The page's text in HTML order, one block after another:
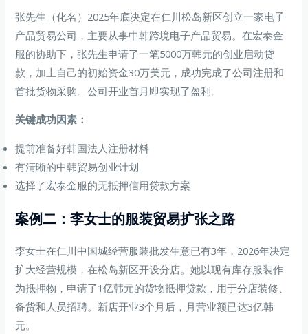
张先生（化名）2025年底决定在仁川松岛新区创立一家电子
产品贸易公司，主要从事中韩跨境电子产品贸易。在宏泰金
服的协助下，张先生申请了一笔5000万韩元的创业启动贷
款，加上自己的初始资金30万美元，成功完成了公司注册和
首批货物采购。公司开业首月即实现了盈利。
关键成功因素：
提前准备好韩国法人注册材料
有清晰的中韩贸易创业计划
选择了宏泰金服的无抵押信用贷款方案
案例二：李女士的服装贸易扩张之路
李女士在仁川中国城经营服装批发生意已有3年，2026年决定
扩大经营规模，在松岛新区开设分店。她以现有库存服装作
为抵押物，申请了1亿韩元的货物抵押贷款，用于分店装修、
备货和人员招聘。新店开业3个月后，月营业额已达3亿韩
元。